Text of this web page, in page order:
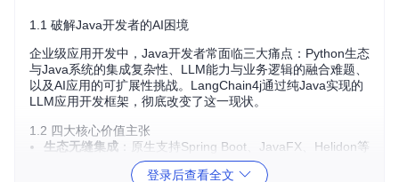
1.1 破解Java开发者的AI困境
企业级应用开发中，Java开发者常面临三大痛点：Python生态
与Java系统的集成复杂性、LLM能力与业务逻辑的融合难题、
以及AI应用的可扩展性挑战。LangChain4j通过纯Java实现的
LLM应用开发框架，彻底改变了这一现状。
1.2 四大核心价值主张
生态无缝集成 ：原生支持Spring Boot、JavaFX、Helidon等
登录后查看全文